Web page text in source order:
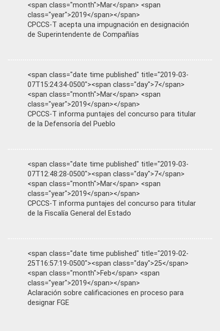
<span class="month">Mar</span> <span
class="year">2019</span></span>
CPCCS-T acepta una impugnación en designación
de Superintendente de Compañías
<span class="date time published" title="2019-03-
07T15:24:34-0500"><span class="day">7</span>
<span class="month">Mar</span> <span
class="year">2019</span></span>
CPCCS-T informa puntajes del concurso para titular
de la Defensoría del Pueblo
<span class="date time published" title="2019-03-
07T12:48:28-0500"><span class="day">7</span>
<span class="month">Mar</span> <span
class="year">2019</span></span>
CPCCS-T informa puntajes del concurso para titular
de la Fiscalía General del Estado
<span class="date time published" title="2019-02-
25T16:57:19-0500"><span class="day">25</span>
<span class="month">Feb</span> <span
class="year">2019</span></span>
Aclaración sobre calificaciones en proceso para
designar FGE